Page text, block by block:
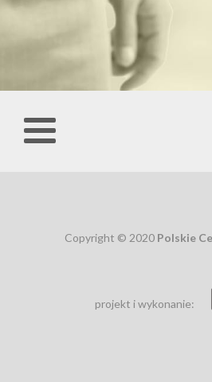
Copyright © 2020 Polskie
projekt i wykonanie: